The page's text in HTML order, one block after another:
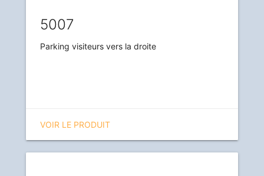
5007
Parking visiteurs vers la droite
VOIR LE PRODUIT